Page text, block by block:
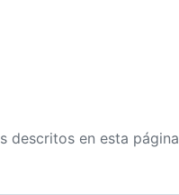
descritos en esta página